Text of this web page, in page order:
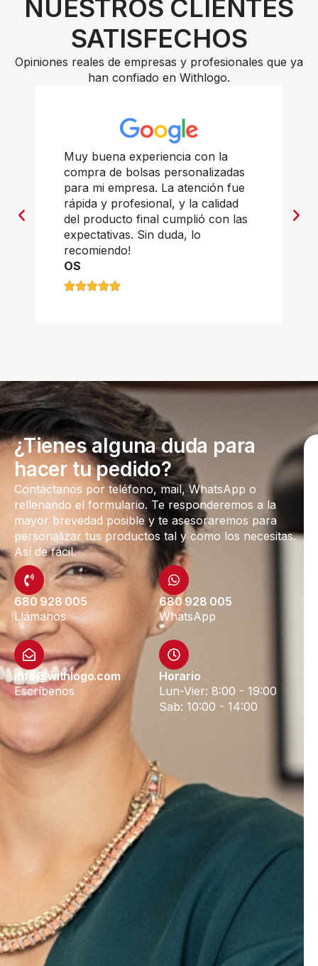
NUESTROS CLIENTES
SATISFECHOS
Opiniones reales de empresas y profesionales que ya
han confiado en Withlogo.
Muy buena experiencia con la
compra de bolsas personalizadas
para mi empresa. La atención fue
rápida y profesional, y la calidad
del producto final cumplió con las
expectativas. Sin duda, lo
recomiendo!
OS
¿Tienes alguna duda para
hacer tu pedido?
Contáctanos por teléfono, mail, WhatsApp o
rellenando el formulario. Te responderemos a la
mayor brevedad posible y te asesoraremos para
personalizar tus productos tal y como los necesitas.
Así de fácil.
680 928 005
Llámanos
680 928 005
WhatsApp
info@withlogo.com
Escríbenos
Horario
Lun-Vier: 8:00 - 19:00
Sab: 10:00 - 14:00